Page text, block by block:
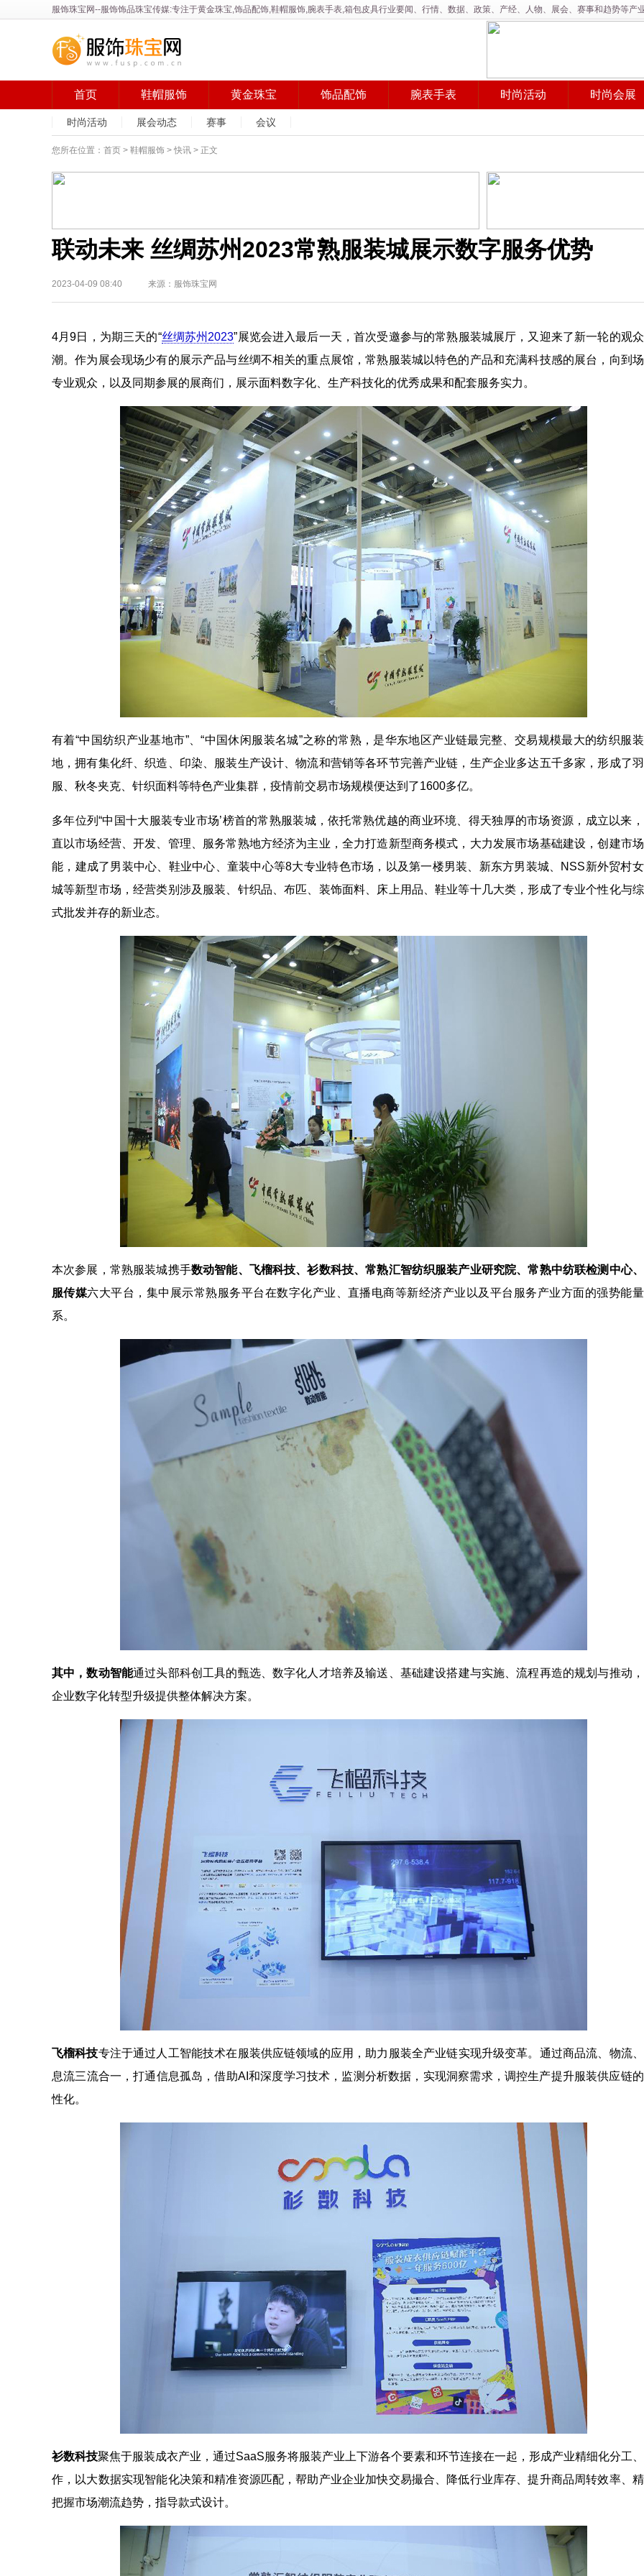
服饰珠宝网--服饰饰品珠宝传媒:专注于黄金珠宝,饰品配饰,鞋帽服饰,腕表手表,箱包皮具行业要闻、行情、数据、政策、产经、人物、展会、赛事和趋势等产
首页 鞋帽服饰 黄金珠宝 饰品配饰 腕表手表 时尚活动 时尚会展
时尚活动 展会动态 赛事 会议
您所在位置： 首页 > 鞋帽服饰 > 快讯 > 正文
联动未来 丝绸苏州2023常熟服装城展示数字服务优势
2023-04-09 08:40 来源：服饰珠宝网
4月9日，为期三天的“丝绸苏州2023”展览会进入最后一天，首次受邀参与的常熟服装城展厅，又迎来了新一轮的观
潮。作为展会现场少有的展示产品与丝绸不相关的重点展馆，常熟服装城以特色的产品和充满科技感的展台，向到
专业观众，以及同期参展的展商们，展示面料数字化、生产科技化的优秀成果和配套服务实力。
有着“中国纺织产业基地市”、“中国休闲服装名城”之称的常熟，是华东地区产业链最完整、交易规模最大的纺织服
地，拥有集化纤、织造、印染、服装生产设计、物流和营销等各环节完善产业链，生产企业多达五千多家，形成了
服、秋冬夹克、针织面料等特色产业集群，疫情前交易市场规模便达到了1600多亿。
多年位列“中国十大服装专业市场’榜首的常熟服装城，依托常熟优越的商业环境、得天独厚的市场资源，成立以来
直以市场经营、开发、管理、服务常熟地方经济为主业，全力打造新型商务模式，大力发展市场基础建设，创建市
能，建成了男装中心、鞋业中心、童装中心等8大专业特色市场，以及第一楼男装、新东方男装城、NSS新外贸村
城等新型市场，经营类别涉及服装、针织品、布匹、装饰面料、床上用品、鞋业等十几大类，形成了专业个性化与
式批发并存的新业态。
本次参展，常熟服装城携手数动智能、飞榴科技、衫数科技、常熟汇智纺织服装产业研究院、常熟中纺联检测中心
服传媒六大平台，集中展示常熟服务平台在数字化产业、直播电商等新经济产业以及平台服务产业方面的强势能
系。
其中，数动智能通过头部科创工具的甄选、数字化人才培养及输送、基础建设搭建与实施、流程再造的规划与推动
企业数字化转型升级提供整体解决方案。
飞榴科技专注于通过人工智能技术在服装供应链领域的应用，助力服装全产业链实现升级变革。通过商品流、物流
息流三流合一，打通信息孤岛，借助AI和深度学习技术，监测分析数据，实现洞察需求，调控生产提升服装供应链
性化。
衫数科技聚焦于服装成衣产业，通过SaaS服务将服装产业上下游各个要素和环节连接在一起，形成产业精细化分工
作，以大数据实现智能化决策和精准资源匹配，帮助产业企业加快交易撮合、降低行业库存、提升商品周转效率、
把握市场潮流趋势，指导款式设计。